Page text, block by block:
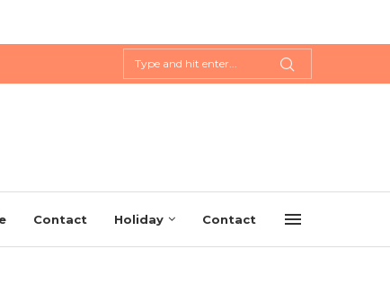
Contact Holiday Contact